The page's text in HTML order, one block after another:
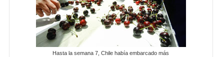
Hasta la semana 7, Chile había embarcado más